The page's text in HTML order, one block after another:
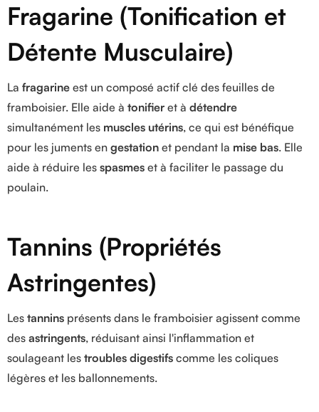
Fragarine (Tonification et
Détente Musculaire)
La fragarine est un composé actif clé des feuilles de
framboisier. Elle aide à tonifier et à détendre
simultanément les muscles utérins, ce qui est bénéfique
pour les juments en gestation et pendant la mise bas. Elle
aide à réduire les spasmes et à faciliter le passage du
poulain.
Tannins (Propriétés
Astringentes)
Les tannins présents dans le framboisier agissent comme
des astringents, réduisant ainsi l'inflammation et
soulageant les troubles digestifs comme les coliques
légères et les ballonnements.